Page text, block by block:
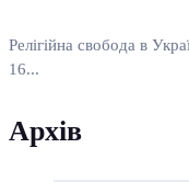
Релігійна свобода в
16...
Архів